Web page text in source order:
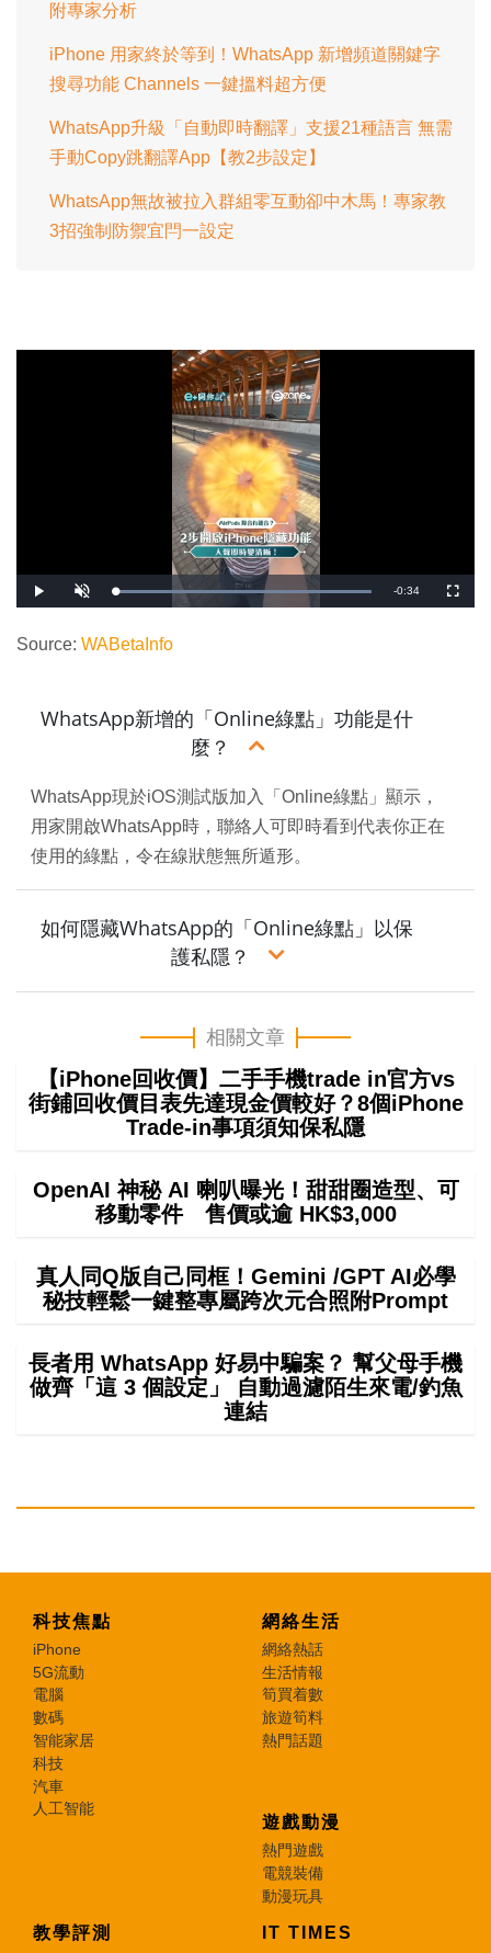
附專家分析
iPhone 用家終於等到！WhatsApp 新增頻道關鍵字
搜尋功能 Channels 一鍵搵料超方便
WhatsApp升級「自動即時翻譯」支援21種語言 無需
手動Copy跳翻譯App【教2步設定】
WhatsApp無故被拉入群組零互動卻中木馬！專家教
3招強制防禦宜閂一設定
播
放
開
啟
載
入
%
剩
-0:34
全
螢
Source: WABetaInfo
WhatsApp新增的「Online綠點」功能是什
麼？
WhatsApp現於iOS測試版加入「Online綠點」顯示，
用家開啟WhatsApp時，聯絡人可即時看到代表你正在
使用的綠點，令在線狀態無所遁形。
如何隱藏WhatsApp的「Online綠點」以保
護私隱？
相關文章
【iPhone回收價】二手手機trade in官方vs
街鋪回收價目表先達現金價較好？8個iPhone
Trade-in事項須知保私隱
OpenAI 神秘 AI 喇叭曝光！甜甜圈造型、可
移動零件 售價或逾 HK$3,000
真人同Q版自己同框！Gemini /GPT AI必學
秘技輕鬆一鍵整專屬跨次元合照附Prompt
長者用 WhatsApp 好易中騙案？ 幫父母手機
做齊「這 3 個設定」 自動過濾陌生來電/釣魚
連結
科技焦點
iPhone
5G流動
電腦
數碼
智能家居
科技
汽車
人工智能
網絡生活
網絡熱話
生活情報
筍買着數
旅遊筍料
熱門話題
遊戲動漫
熱門遊戲
電競裝備
動漫玩具
教學評測 IT TIMES